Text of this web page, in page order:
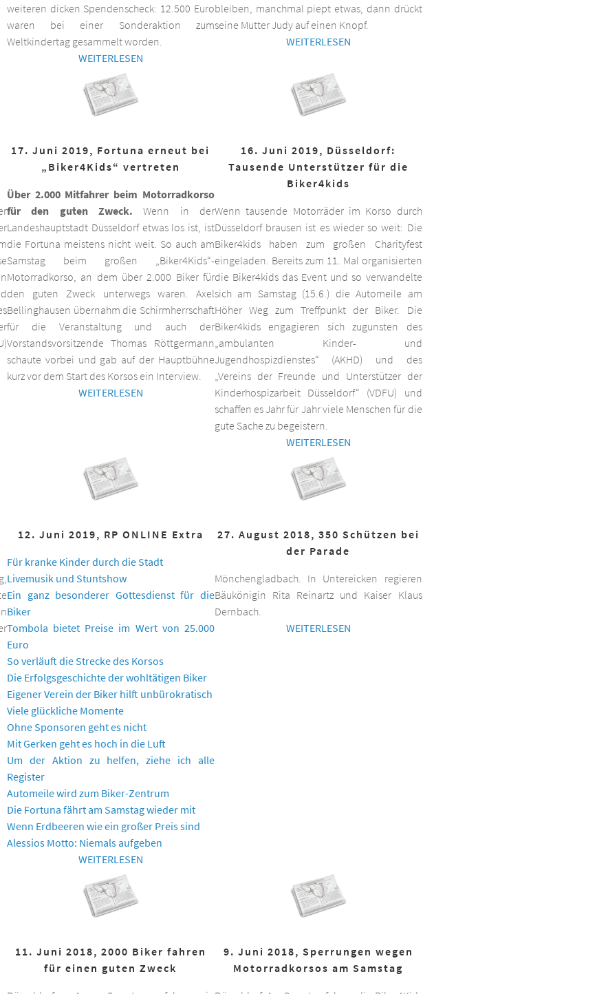
weiteren dicken Spendenscheck: 12.500 Euro
waren bei einer Sonderaktion zum
Weltkindertag gesammelt worden.
WEITERLESEN
bleiben, manchmal piept etwas, dann drückt
seine Mutter Judy auf einen Knopf.
WEITERLESEN
17. Juni 2019, Fortuna erneut bei
„Biker4Kids“ vertreten
Über 2.000 Mitfahrer beim Motorradkorso
für den guten Zweck. Wenn in der
Landeshauptstadt Düsseldorf etwas los ist, ist
die Fortuna meistens nicht weit. So auch am
Samstag beim großen „Biker4Kids“-
Motorradkorso, an dem über 2.000 Biker für
den guten Zweck unterwegs waren. Axel
Bellinghausen übernahm die Schirmherrschaft
für die Veranstaltung und auch der
Vorstandsvorsitzende Thomas Röttgermann
schaute vorbei und gab auf der Hauptbühne
kurz vor dem Start des Korsos ein Interview.
WEITERLESEN
16. Juni 2019, Düsseldorf:
Tausende Unterstützer für die
Biker4kids
Wenn tausende Motorräder im Korso durch
Düsseldorf brausen ist es wieder so weit: Die
Biker4kids haben zum großen Charityfest
eingeladen. Bereits zum 11. Mal organisierten
die Biker4kids das Event und so verwandelte
sich am Samstag (15.6.) die Automeile am
Höher Weg zum Treffpunkt der Biker. Die
Biker4kids engagieren sich zugunsten des
„ambulanten Kinder- und
Jugendhospizdienstes“ (AKHD) und des
„Vereins der Freunde und Unterstützer der
Kinderhospizarbeit Düsseldorf“ (VDFU) und
schaffen es Jahr für Jahr viele Menschen für die
gute Sache zu begeistern.
WEITERLESEN
12. Juni 2019, RP ONLINE Extra
Für kranke Kinder durch die Stadt
Livemusik und Stuntshow
Ein ganz besonderer Gottesdienst für die
Biker
Tombola bietet Preise im Wert von 25.000
Euro
So verläuft die Strecke des Korsos
Die Erfolgsgeschichte der wohltätigen Biker
Eigener Verein der Biker hilft unbürokratisch
Viele glückliche Momente
Ohne Sponsoren geht es nicht
Mit Gerken geht es hoch in die Luft
Um der Aktion zu helfen, ziehe ich alle
Register
Automeile wird zum Biker-Zentrum
Die Fortuna fährt am Samstag wieder mit
Wenn Erdbeeren wie ein großer Preis sind
Alessios Motto: Niemals aufgeben
WEITERLESEN
27. August 2018, 350 Schützen bei
der Parade
Mönchengladbach. In Untereicken regieren
Bäukönigin Rita Reinartz und Kaiser Klaus
Dernbach.
WEITERLESEN
11. Juni 2018, 2000 Biker fahren
für einen guten Zweck
9. Juni 2018, Sperrungen wegen
Motorradkorsos am Samstag